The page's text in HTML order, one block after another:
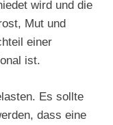
wird und die
Mut und
einer
ist.
Es sollte
dass eine